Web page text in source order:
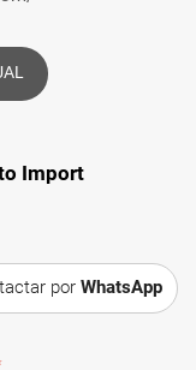
Import
por WhatsApp